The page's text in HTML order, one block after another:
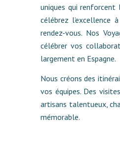
uniques qui renforcent
célébrez l’excellence
rendez-vous. Nos
célébrer vos
largement en Espagne.
Nous créons des
vos équipes. Des
artisans talentueux,
mémorable.